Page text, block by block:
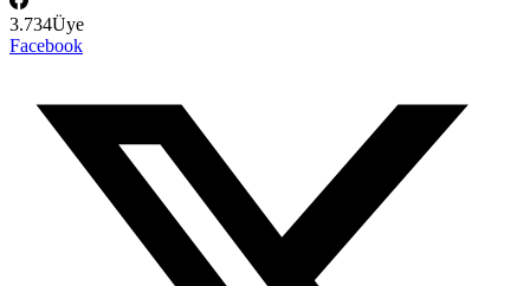
3.734Üye
Facebook